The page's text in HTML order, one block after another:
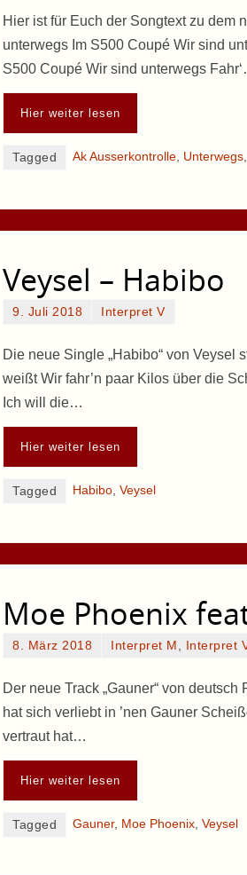
Hier ist für Euch der Songtext zu dem
unterwegs Im S500 Coupé Wir sind
S500 Coupé Wir sind unterwegs
Hier weiter lesen
Tagged Ak Ausserkontrolle Unterwegs
Veysel – Habibo
9. Juli 2018 Interpret V
Die neue Single „Habibo“ von Veysel
weißt Wir fahr’n paar Kilos über die
Ich will die…
Hier weiter lesen
Tagged Habibo Veysel
Moe Phoenix
8. März 2018 Interpret M , Interpret
Der neue Track „Gauner“ von
hat sich verliebt in ’nen Gauner
vertraut hat…
Hier weiter lesen
Tagged Gauner, Moe Phoenix Veysel